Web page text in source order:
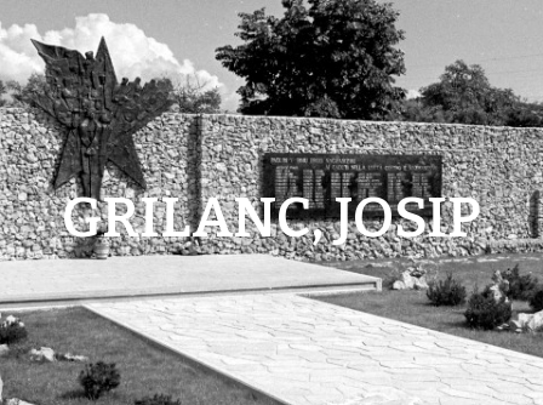
GRILANC, JOSIP